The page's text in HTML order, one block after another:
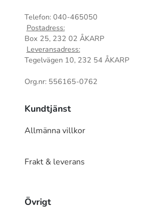
Telefon: 040-465050
Postadress:
Box 25, 232 02 ÅKARP
Leveransadress:
Tegelvägen 10, 232 54 ÅKARP
Org.nr: 556165-0762
Kundtjänst
Allmänna villkor
Frakt & leverans
Övrigt